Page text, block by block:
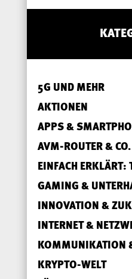
5G UND MEHR
AKTIONEN
APPS &
AVM-ROUTER & CO.
EINFACH ERKLÄRT:
GAMING &
INNOVATION &
INTERNET &
KOMMUNIKATION
KRYPTO-WELT